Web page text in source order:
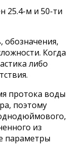
25.4-м и 50-ти
обозначения,
Когда
либо
протока воды
поэтому
из
параметры